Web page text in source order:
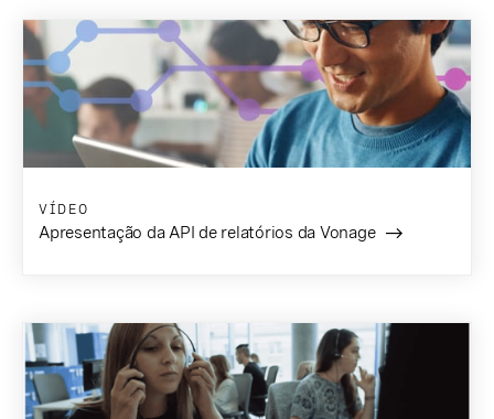
VÍDEO
Apresentação da API de relatórios da Vonage